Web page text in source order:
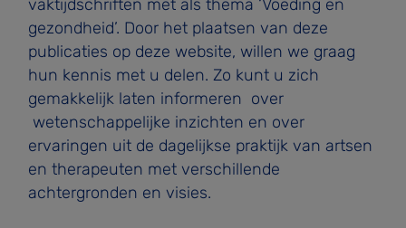
vaktijdschriften met als thema ‘Voeding en
gezondheid’. Door het plaatsen van deze
publicaties op deze website, willen we graag
hun kennis met u delen. Zo kunt u zich
gemakkelijk laten informeren over
wetenschappelijke inzichten en over
ervaringen uit de dagelijkse praktijk van artsen
en therapeuten met verschillende
achtergronden en visies.